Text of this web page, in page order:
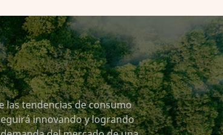
las tendencias de consumo
innovando y logrando